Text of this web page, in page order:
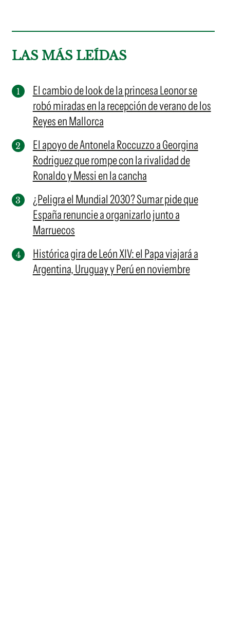
LAS MÁS LEÍDAS
El cambio de look de la princesa Leonor se
robó miradas en la recepción de verano de los
Reyes en Mallorca
El apoyo de Antonela Roccuzzo a Georgina
Rodriguez que rompe con la rivalidad de
Ronaldo y Messi en la cancha
¿Peligra el Mundial 2030? Sumar pide que
España renuncie a organizarlo junto a
Marruecos
Histórica gira de León XIV: el Papa viajará a
Argentina, Uruguay y Perú en noviembre